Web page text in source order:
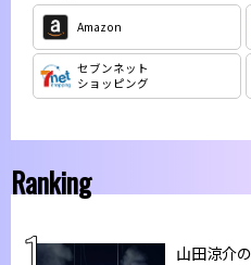
Amazon
セブンネット
ショッピング
Ranking
山田涼介